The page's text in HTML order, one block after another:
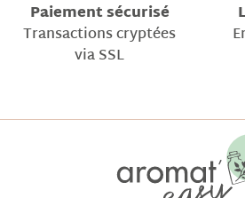
Paiement sécurisé
Transactions cryptées
via SSL